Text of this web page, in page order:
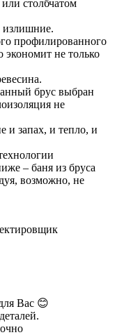
столбчатом
излишние.
профилированного
экономит не только
брус выбран
не
и запах, и тепло, и
– баня из бруса
возможно, не
Вас 😊